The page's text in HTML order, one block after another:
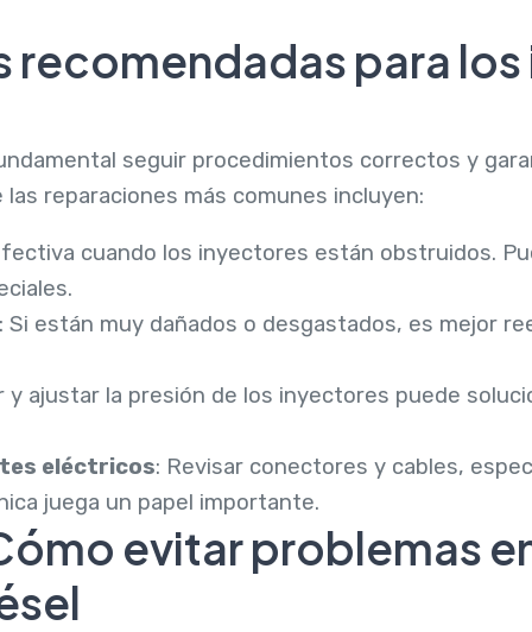
recomendadas para
seguir procedimientos correctos y
reparaciones más comunes incluyen:
cuando los inyectores están obstruidos.
Si están muy dañados o desgastados, es mejor
y ajustar la presión de los inyectores puede
eléctricos: Revisar conectores y cables,
juega un papel importante.
evitar problemas